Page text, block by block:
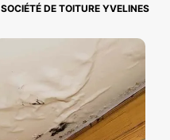
SOCIÉTÉ DE TOITURE YVELINES